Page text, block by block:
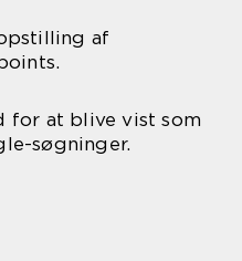
af
for at blive vist som
søgninger.